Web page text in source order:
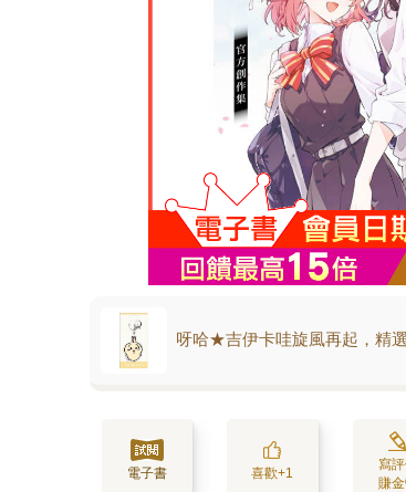
呀哈★吉伊卡哇旋風再起，精
電子書 喜歡+1
寫
賺